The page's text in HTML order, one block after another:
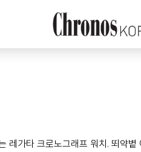
가타 크로노그래프 워치. 뙤약